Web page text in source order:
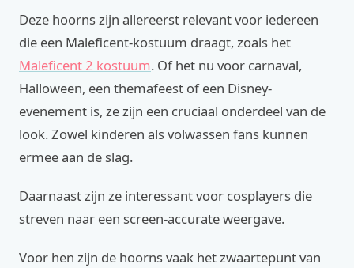
Deze hoorns zijn allereerst relevant voor iedereen
die een Maleficent-kostuum draagt, zoals het
Maleficent 2 kostuum. Of het nu voor carnaval,
Halloween, een themafeest of een Disney-
evenement is, ze zijn een cruciaal onderdeel van de
look. Zowel kinderen als volwassen fans kunnen
ermee aan de slag.
Daarnaast zijn ze interessant voor cosplayers die
streven naar een screen-accurate weergave.
Voor hen zijn de hoorns vaak het zwaartepunt van